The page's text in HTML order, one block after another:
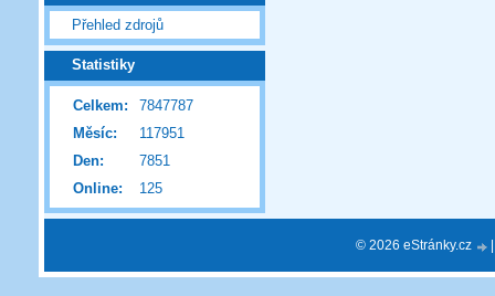
Přehled zdrojů
Statistiky
Online: 125
Celkem:
7847787
Měsíc:
117951
Den:
7851
© 2026 eStránky.cz